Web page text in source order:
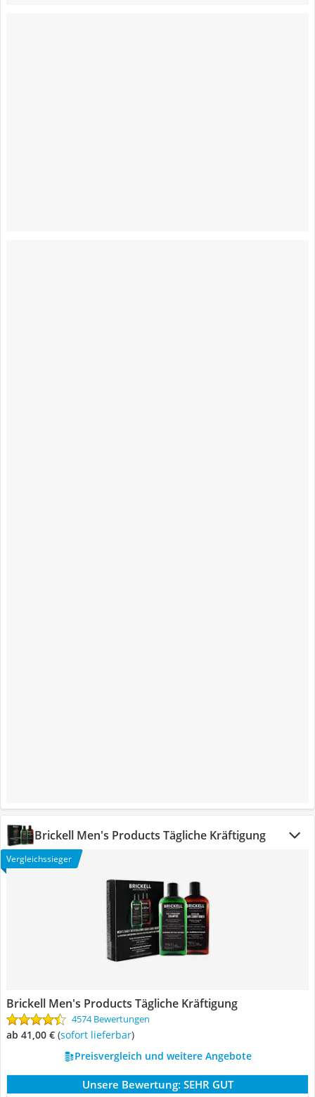
Brickell Men's Products Tägliche Kräftigung
Vergleichssieger
Brickell Men's Products Tägliche Kräftigung
4574 Bewertungen
ab 41,00 € ( Sofort lieferbar)
Preisvergleich und weitere Angebote
Unsere Bewertung: SEHR GUT